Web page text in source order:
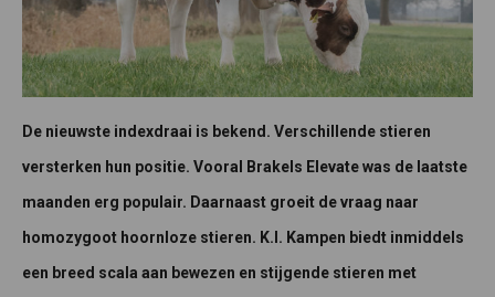
De nieuwste indexdraai is bekend. Verschillende stieren
versterken hun positie. Vooral Brakels Elevate was de laatste
maanden erg populair. Daarnaast groeit de vraag naar
homozygoot hoornloze stieren. K.I. Kampen biedt inmiddels
een breed scala aan bewezen en stijgende stieren met